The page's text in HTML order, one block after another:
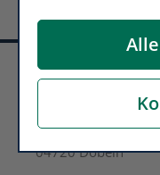
Tino Pohl
Leipziger Straße 67
04720 Döbeln